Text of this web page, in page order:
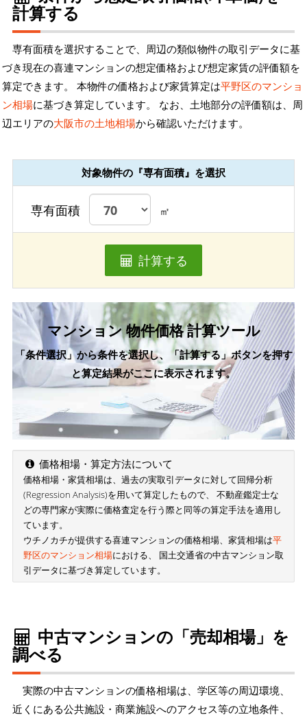
計算する
専有面積を選択することで、周辺の類似物件の取引データに基
づき現在の喜連マンションの想定価格および想定家賃の評価額を
算定できます。 本物件の価格および家賃算定は平野区のマンショ
ン相場に基づき算定しています。 なお、土地部分の評価額は、周
辺エリアの大阪市の土地相場から確認いただけます。
対象物件の『専有面積』を選択
専有面積 ㎡
計算する
マンション 物件価格 計算ツール
「条件選択」から条件を選択し、「計算する」ボタンを押す
と算定結果がここに表示されます。
価格相場・算定方法について
価格相場・家賃相場は、過去の実取引データに対して回帰分析
(Regression Analysis)を用いて算定したもので、 不動産鑑定士な
どの専門家が実際に価格査定を行う際と同等の算定手法を適用し
ています。
ウチノカチが提供する喜連マンションの価格相場、家賃相場は平
野区のマンション相場における、 国土交通省の中古マンション取
引データに基づき算定しています。
中古マンションの「売却相場」を
調べる
実際の中古マンションの価格相場は、学区等の周辺環境、
近くにある公共施設・商業施設へのアクセス等の立地条件、